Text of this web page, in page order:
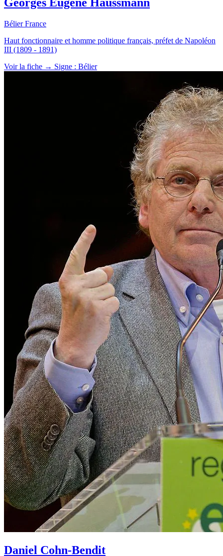
Bélier France
Haut fonctionnaire et homme politique français, préfet de Napoléon
III (1809 - 1891)
Voir la fiche → Signe : Bélier
Daniel Cohn-Bendit